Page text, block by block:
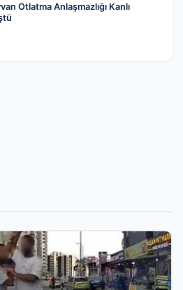
Otlatma Anlaşmazlığı Kanlı